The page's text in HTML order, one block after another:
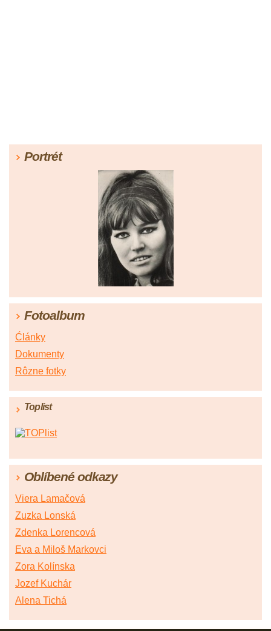
Portrét
Fotoalbum
Ćlánky
Dokumenty
Rôzne fotky
Toplist
Oblíbené odkazy
Viera Lamačová
Zuzka Lonská
Zdenka Lorencová
Eva a Miloš Markovci
Zora Kolínska
Jozef Kuchár
Alena Tichá